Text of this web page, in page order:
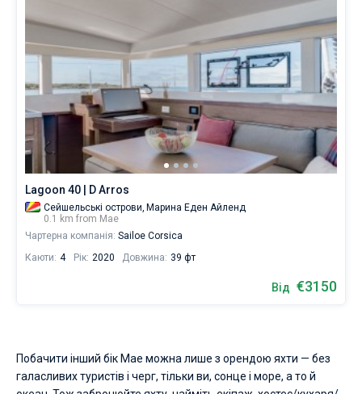
Lagoon 40 | D Arros
Сейшельські острови, Марина Еден Айленд
0.1 km from Мае
Чартерна компанія: Sailoe Corsica
Каюти: 4 Рік: 2020 Довжина: 39 фт
Від €3150
Побачити інший бік Мае можна лише з орендою яхти — без
галасливих туристів і черг, тільки ви, сонце і море, а то й